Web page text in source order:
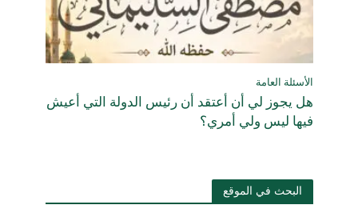
الأسئلة العامة
هل يجوز لي أن أعتقد أن رئيس الدولة التي أعيش
فيها ليس ولي أمري؟
البحث في الموقع